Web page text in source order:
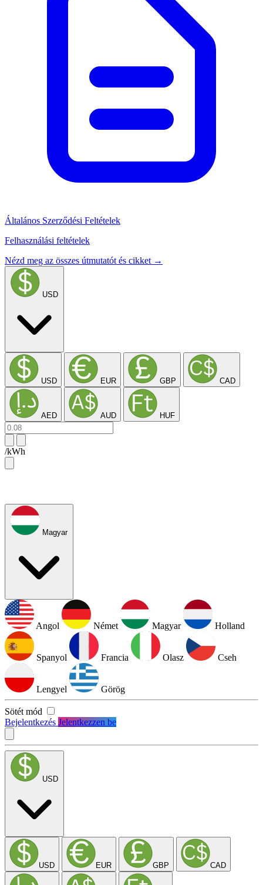
Általános Szerződési Feltételek
Felhasználási feltételek
Nézd meg az összes útmutatót és cikket →
USD
USD EUR GBP CAD
AED AUD HUF
/kWh
Magyar
Angol Német Magyar Holland
Spanyol Francia Olasz Cseh
Lengyel Görög
Sötét mód
Bejelentkezés Jelentkezzen be
USD
USD EUR GBP CAD